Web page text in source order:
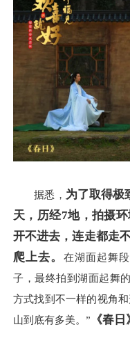
据悉， 为了取得极
天 ， 历经7地，拍摄
开不进去 ，连走都走
爬上去。 在湖面起舞
子，最终拍到湖面起舞
方式找到不一样的视角
山到底有多美。” 《春